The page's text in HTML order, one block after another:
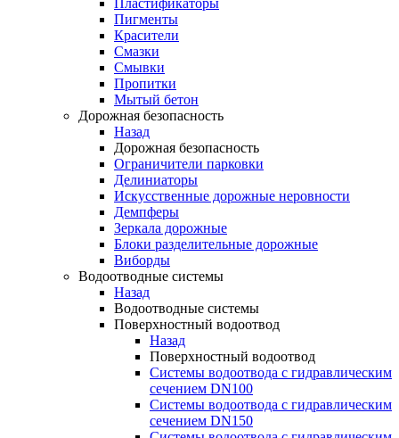
Пластификаторы
Пигменты
Красители
Смазки
Смывки
Пропитки
Мытый бетон
Дорожная безопасность
Назад
Дорожная безопасность
Ограничители парковки
Делиниаторы
Искусственные дорожные неровности
Демпферы
Зеркала дорожные
Блоки разделительные дорожные
Виборды
Водоотводные системы
Назад
Водоотводные системы
Поверхностный водоотвод
Назад
Поверхностный водоотвод
Системы водоотвода с гидравлическим
сечением DN100
Системы водоотвода с гидравлическим
сечением DN150